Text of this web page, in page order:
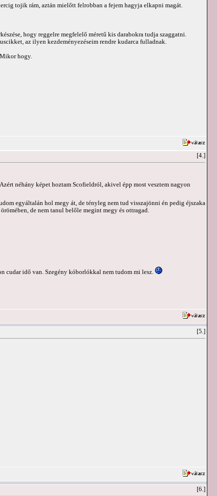
tojik rám, aztán mielőtt felrobban a fejem hagyja elkapni magát.
hogy reggelre megfelelő méretű kis darabokra tudja szaggatni.
az ilyen kezdeményezéseim rendre kudarca fulladnak.
hogy.
[4.]
néhány képet hoztam Scofieldról, akivel épp most vesztem nagyon
egyáltalán hol megy át, de tényleg nem tud visszajönni én pedig éjszaka
de nem tanul belőle megint megy és ottragad.
cudar idő van. Szegény kóborlókkal nem tudom mi lesz.
[5.]
[6.]